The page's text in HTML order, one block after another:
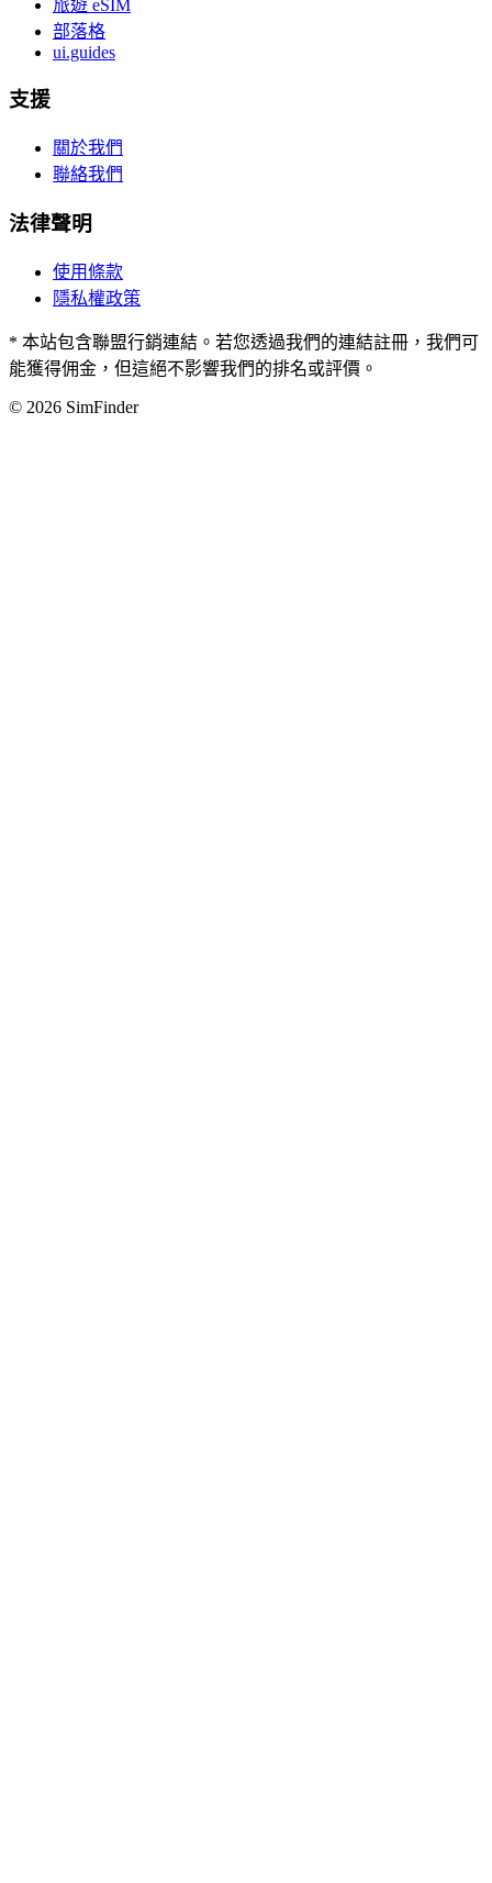
旅遊 eSIM
部落格
ui.guides
支援
關於我們
聯絡我們
法律聲明
使用條款
隱私權政策
* 本站包含聯盟行銷連結。若您透過我們的連結註冊，我們可
能獲得佣金，但這絕不影響我們的排名或評價。
© 2026 SimFinder